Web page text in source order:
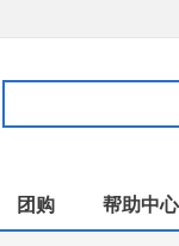
团购 帮助中心